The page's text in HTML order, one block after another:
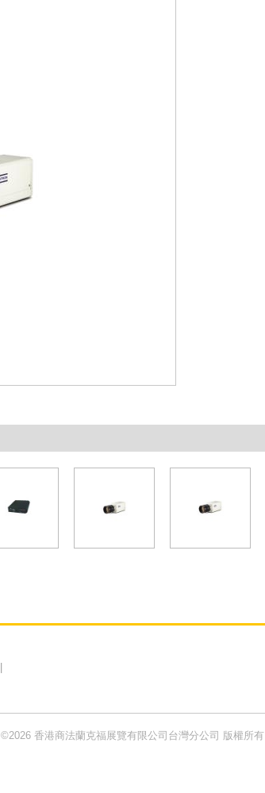
©2026 香港商法蘭克福展覽有限公司台灣分公司 版權所有